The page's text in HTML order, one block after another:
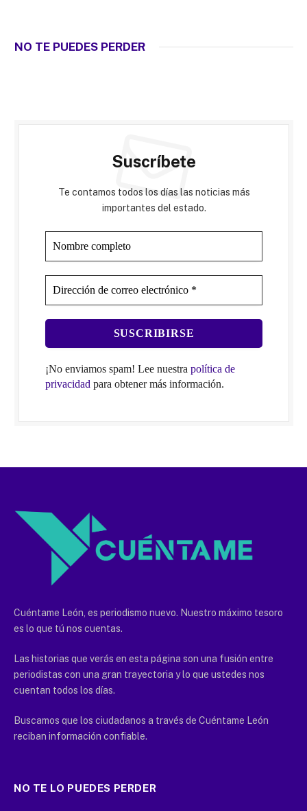
NO TE PUEDES PERDER
Suscríbete
Te contamos todos los días las noticias más
importantes del estado.
¡No enviamos spam! Lee nuestra política de
privacidad para obtener más información.
Cuéntame León, es periodismo nuevo. Nuestro máximo tesoro
es lo que tú nos cuentas.
Las historias que verás en esta página son una fusión entre
periodistas con una gran trayectoria y lo que ustedes nos
cuentan todos los días.
Buscamos que los ciudadanos a través de Cuéntame León
reciban información confiable.
NO TE LO PUEDES PERDER